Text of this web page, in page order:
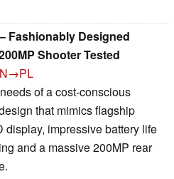
Fashionably Designed
Shooter Tested
of a cost-conscious
that mimics flagship
display, impressive battery life
and a massive 200MP rear